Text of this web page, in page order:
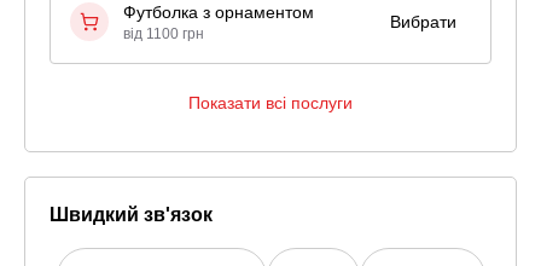
Футболка з орнаментом
від 1100 грн
Вибрати
Показати всі послуги
Швидкий зв'язок